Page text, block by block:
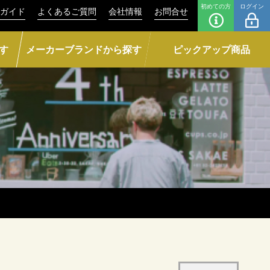
イド よくあるご質問 会社情報 お問合せ 初めての方 ログイン
メーカーブランドから探す ピックアップ商品